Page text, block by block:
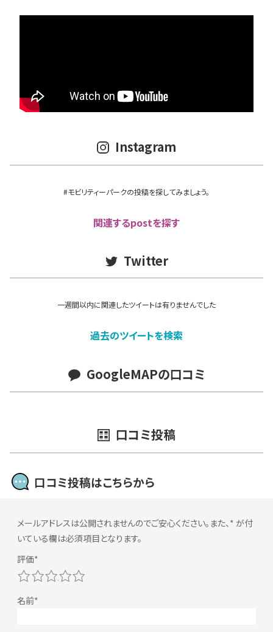
Instagram
#モビリティーパークの投稿を探してみましょう。
関連するpostを探す
Twitter
一週間以内に関連したツイートは有りませんでした
過去のツイートを検索
GoogleMAPの口コミ
口コミ投稿
口コミ投稿はこちらから
メールアドレスは公開されませんのでご安心ください。また、 * が付
いている欄は必須項目となります。
5
4
3
2